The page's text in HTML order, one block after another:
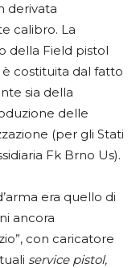
derivata
calibro. La
della Field pistol
è costituita dal fatto
sia della
delle
(per gli Stati
Fk Brno Us).
era quello di
ancora
con caricatore
service pistol,